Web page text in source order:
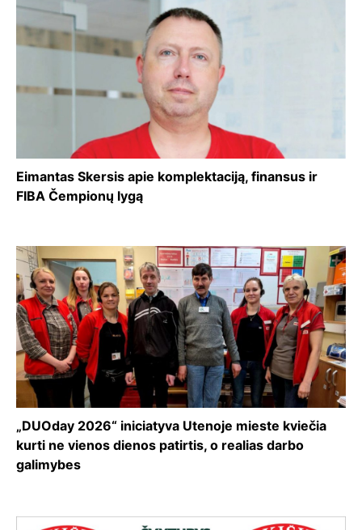
Eimantas Skersis apie komplektaciją, finansus ir
FIBA Čempionų lygą
„DUOday 2026“ iniciatyva Utenoje mieste kviečia
kurti ne vienos dienos patirtis, o realias darbo
galimybes